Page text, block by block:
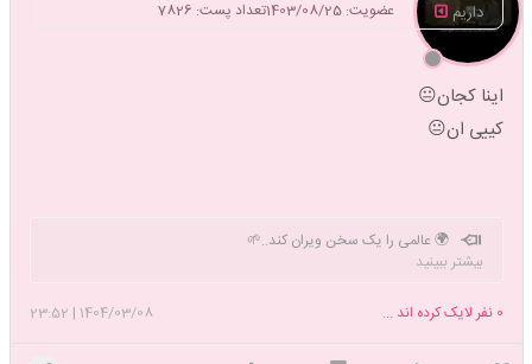
عضویت: 1403/08/25 تعداد پست: 7826
داریم
اینا کجان😐
کییی ان😐
🌍 عالمی را یک سخن ویران کند..🌱
بیشتر ببینید
1404/03/08
|
23:52 0 نفر لایک کرده اند ...